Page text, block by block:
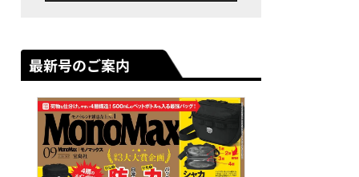
最新号のご案内